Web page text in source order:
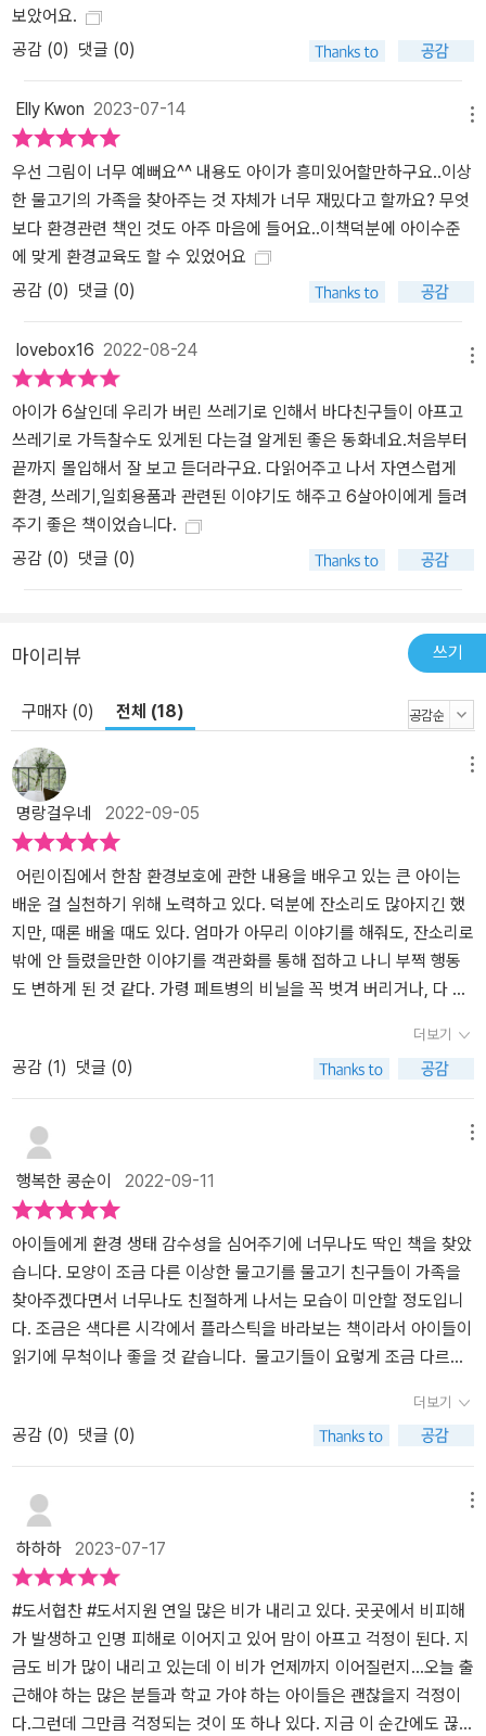
보았어요.
공감 (0) 댓글 (0)
Elly Kwon 2023-07-14
우선 그림이 너무 예뻐요^^ 내용도 아이가 흥미있어할만하구요..이상
한 물고기의 가족을 찾아주는 것 자체가 너무 재밌다고 할까요? 무엇
보다 환경관련 책인 것도 아주 마음에 들어요..이책덕분에 아이수준
에 맞게 환경교육도 할 수 있었어요
공감 (0) 댓글 (0)
lovebox16 2022-08-24
아이가 6살인데 우리가 버린 쓰레기로 인해서 바다친구들이 아프고
쓰레기로 가득찰수도 있게된 다는걸 알게된 좋은 동화네요.처음부터
끝까지 몰입해서 잘 보고 듣더라구요. 다읽어주고 나서 자연스럽게
환경, 쓰레기,일회용품과 관련된 이야기도 해주고 6살아이에게 들려
주기 좋은 책이었습니다.
공감 (0) 댓글 (0)
마이리뷰 쓰기
구매자 (0) 전체 (18)
명랑걸우네 2022-09-05
어린이집에서 한참 환경보호에 관한 내용을 배우고 있는 큰 아이는
배운 걸 실천하기 위해 노력하고 있다. 덕분에 잔소리도 많아지긴 했
지만, 때론 배울 때도 있다. 엄마가 아무리 이야기를 해줘도, 잔소리로
밖에 안 들렸을만한 이야기를 객관화를 통해 접하고 나니 부쩍 행동
도 변하게 된 것 같다. 가령 페트병의 비닐을 꼭 벗겨 버리거나, 다 먹
이야기할 거리가 많아진 것 같다.​ 바닷속 꼬마 물고기에게 친구가 생
겼다. 처음 보는 이상한 모양의 물고기였다. 뻐끔뻐끔 위아래로 흔드
는 걸 보면 물고기가 맞는 것 같은데, 과묵하니 말이 없다. 꼬마 물고
기는 이상한 물고기의 친구와 가족을 찾아주고 싶다. 그래서 이상한
물고기와 함께 가족을 찾아 떠난다. 친구들과 힘을 합쳐 이곳저곳으
로 헤엄치다 보니 여러 상황을 마주하게 된다. 그중에는 어려움에 빠
진 친구들도 있었다. 가령 끈에 다리가 걸려서 움직이지 못하는 문어
라던가, 비닐봉지를 마스크처럼 쓰거나 이상한 냄새가 나는 물을 마
시는 거북이처럼 말이다. 꼬마 물고기와 친구들은 어려움에 빠진 문
어와 거북이를 돕는다. 힘을 합쳐 문어의 다리에 걸려있는 끈을 끊어
내고, 거북이의 마스크 봉지를 벗겨준다. 친구를 도운 다음에 꼭 이상
어 이상한 물고기의 가족을 만나게 되었다. 근데 근처로 가까이 갈수
록 이상한 냄새와 이상한 물 맛에 당황한다. 더 당황스러운 것은 이상
한 물고기만큼이나 이상하고 다양하게 생긴 다른 물고기들이 많다는
사실이다.​ 나오미 존스는 이 책을 쓰게 된 계기를 마지막 장에서 사진
과 함께 설명한다. 어린아이들의 눈에는 물에 떠다니는 페트병조차
물고기로 보일 수 있다는 사실이 놀라웠다. 아니, 아이들뿐 아니라 물
속에 살고 있는 다른 생물들의 눈에도 인간들로부터 전해진 각종 쓰
레기와 폐기물이 또 다른 생물처럼 느껴질 수 있다. 물고기나 거북이
등의 몸속에 미세 플라스틱이 다량 발견되고, 그로 인해 폐사했다는
뉴스를 접하게 되니 말이다. ​ 저자는 아이가 페트병을 물고기로 착각
한 사건 이후로 아이와 함께 바닷가 정화 운동을 하고 있다고 한다. 아
무렇지 않게 먹고 버리는 각종 쓰레기들은 바다를 오염시키고, 생물
더보기
공감 (1) 댓글 (0)
행복한 콩순이 2022-09-11
아이들에게 환경 생태 감수성을 심어주기에 너무나도 딱인 책을 찾았
습니다. 모양이 조금 다른 이상한 물고기를 물고기 친구들이 가족을
찾아주겠다면서 너무나도 친절하게 나서는 모습이 미안할 정도입니
다. 조금은 색다른 시각에서 플라스틱을 바라보는 책이라서 아이들이
읽기에 무척이나 좋을 것 같습니다. 물고기들이 요렇게 조금 다르게
국에는 가족을 찾아준 셈이 된 것 같은데 그 가족이라는 것이 너무나
도 씁쓸합니다. 물고기는 이렇게나 친절하고 아무런 잘못이 없는데도
불구하고 인간들이 버린 쓰레기들에 의해서 너무나도 많은 고통을 받
고 있다는 것을 책에서 잘 보여주고 있습니다. 문어 다리에 걸려버린
그물은 물론이고 거북이가 먹게 된 비닐과 같은 바다로 들어온 쓰레
기들이 얼마나 심각한 문제인지를 잘 보여주고 있답니다. 인간들에
의해 이런 피해를 받는데도 오히려 플라스틱 병이 자신들과는 조금
다른 물고기 친구인줄 알고 가족을 찾아주는 모습에서 아이들은 어떻
게 받아들일지 궁금해 지네요. 수많은 플라스틱 친구들에게 가족을
찾았다면서 알려주는 모습이 왠지 부끄러워지기까지 합니다. 너무나
도 많기 때문에 플라스틱 가족을 찾는 일은 너무나도 쉬운 일이 아닐
수 없으니까요. 책을 읽으면서 플라스틱을 물고기를 위협하는 직접적
더보기
공감 (0) 댓글 (0)
하하하 2023-07-17
#도서협찬 #도서지원 연일 많은 비가 내리고 있다. 곳곳에서 비피해
가 발생하고 인명 피해로 이어지고 있어 맘이 아프고 걱정이 된다. 지
금도 비가 많이 내리고 있는데 이 비가 언제까지 이어질런지...오늘 출
근해야 하는 많은 분들과 학교 가야 하는 아이들은 괜찮을지 걱정이
다.그런데 그만큼 걱정되는 것이 또 하나 있다. 지금 이 순간에도 끊임